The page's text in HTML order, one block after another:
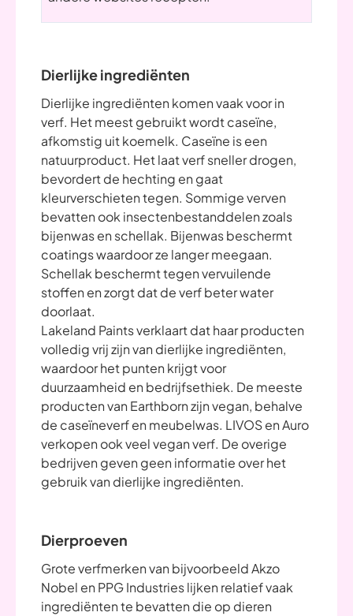
Dierlijke ingrediënten
Dierlijke ingrediënten komen vaak voor in
verf. Het meest gebruikt wordt caseïne,
afkomstig uit koemelk. Caseïne is een
natuurproduct. Het laat verf sneller drogen,
bevordert de hechting en gaat
kleurverschieten tegen. Sommige verven
bevatten ook insectenbestanddelen zoals
bijenwas en schellak. Bijenwas beschermt
coatings waardoor ze langer meegaan.
Schellak beschermt tegen vervuilende
stoffen en zorgt dat de verf beter water
doorlaat.
Lakeland Paints verklaart dat haar producten
volledig vrij zijn van dierlijke ingrediënten,
waardoor het punten krijgt voor
duurzaamheid en bedrijfsethiek. De meeste
producten van Earthborn zijn vegan, behalve
de caseïneverf en meubelwas. LIVOS en Auro
verkopen ook veel vegan verf. De overige
bedrijven geven geen informatie over het
gebruik van dierlijke ingrediënten.
Dierproeven
Grote verfmerken van bijvoorbeeld Akzo
Nobel en PPG Industries lijken relatief vaak
ingrediënten te bevatten die op dieren